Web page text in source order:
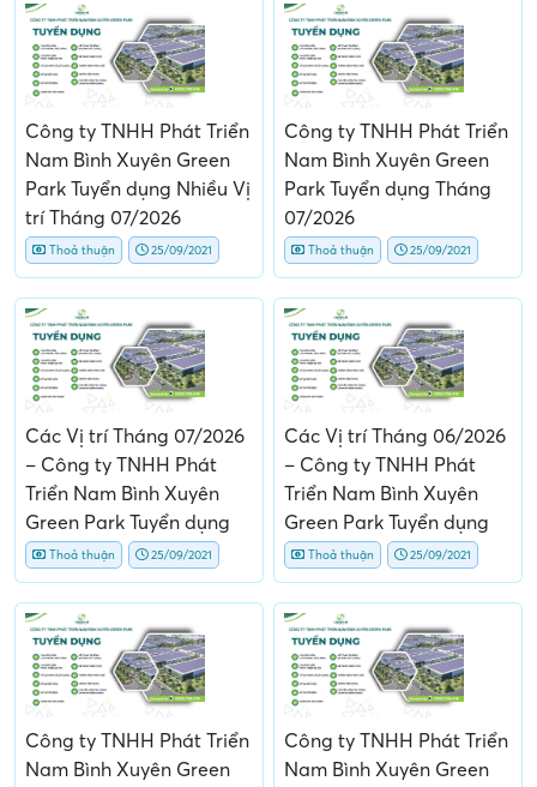
Công ty TNHH Phát Triển
Nam Bình Xuyên Green
Park Tuyển dụng Nhiều Vị
trí Tháng 07/2026
Thoả thuận 25/09/2021
Công ty TNHH Phát Triển
Nam Bình Xuyên Green
Park Tuyển dụng Tháng
07/2026
Thoả thuận 25/09/2021
Các Vị trí Tháng 07/2026
– Công ty TNHH Phát
Triển Nam Bình Xuyên
Green Park Tuyển dụng
Thoả thuận 25/09/2021
Các Vị trí Tháng 06/2026
– Công ty TNHH Phát
Triển Nam Bình Xuyên
Green Park Tuyển dụng
Thoả thuận 25/09/2021
Công ty TNHH Phát Triển
Nam Bình Xuyên Green
Công ty TNHH Phát Triển
Nam Bình Xuyên Green